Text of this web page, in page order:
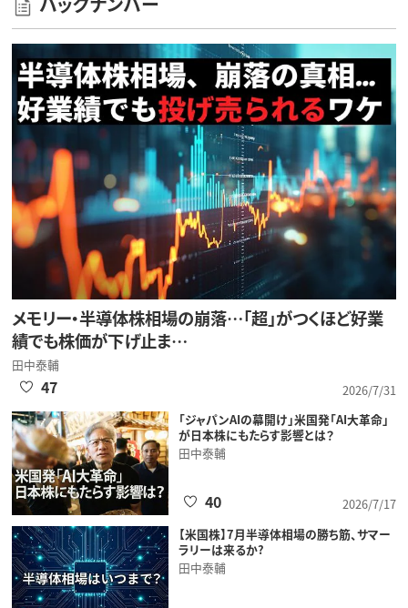
メモリー・半導体株相場の崩落…「超」がつくほど好業
績でも株価が下げ止ま…
田中泰輔
2026/7/31
47
「ジャパンAIの幕開け」米国発「AI大革命」
が日本株にもたらす影響とは？
田中泰輔
2026/7/17
40
【米国株】7月半導体相場の勝ち筋、サマー
ラリーは来るか?
田中泰輔